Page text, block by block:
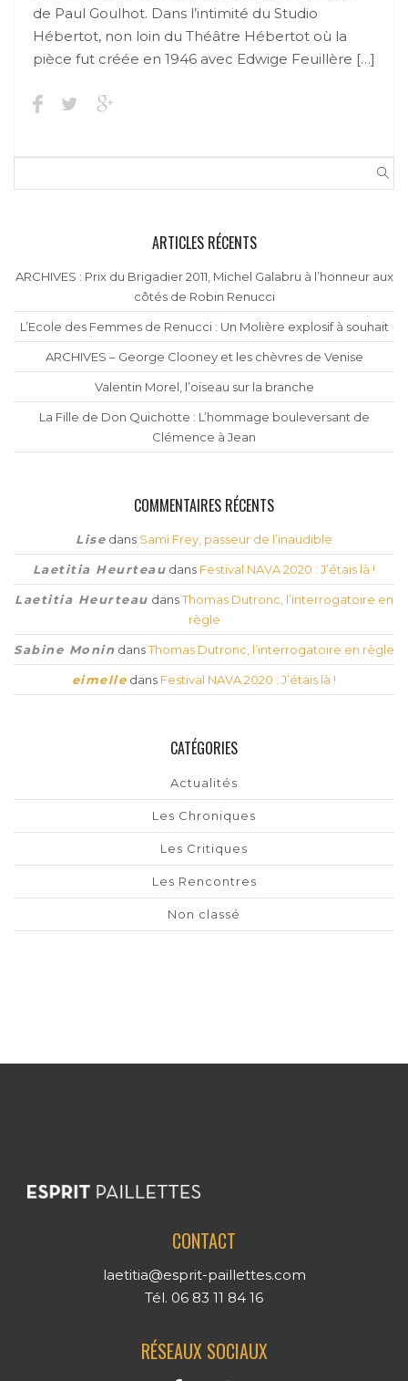
de Paul Goulhot. Dans l’intimité du Studio
Hébertot, non loin du Théâtre Hébertot où la
pièce fut créée en 1946 avec Edwige Feuillère […]
ARTICLES RÉCENTS
ARCHIVES : Prix du Brigadier 2011, Michel Galabru à l’honneur aux
côtés de Robin Renucci
L’Ecole des Femmes de Renucci : Un Molière explosif à souhait
ARCHIVES – George Clooney et les chèvres de Venise
Valentin Morel, l’oiseau sur la branche
La Fille de Don Quichotte : L’hommage bouleversant de
Clémence à Jean
COMMENTAIRES RÉCENTS
Lise dans Sami Frey, passeur de l’inaudible
Laetitia Heurteau dans Festival NAVA 2020 : J’étais là !
Laetitia Heurteau dansThomas Dutronc, l’interrogatoire en
règle
Sabine Monin dansThomas Dutronc, l’interrogatoire en règle
eimelle dans Festival NAVA 2020 : J’étais là !
CATÉGORIES
Actualités
Les Chroniques
Les Critiques
Les Rencontres
Non classé
CONTACT
laetitia@esprit-paillettes.com
Tél. 06 83 11 84 16
RÉSEAUX SOCIAUX